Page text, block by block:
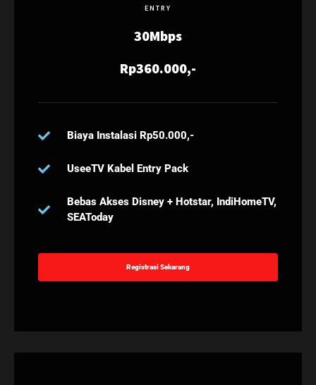
ENTRY
30Mbps
Rp360.000,-
Biaya Instalasi Rp50.000,-
UseeTV Kabel Entry Pack
Bebas Akses Disney + Hotstar, IndiHomeTV,
SEAToday
Registrasi Sekarang